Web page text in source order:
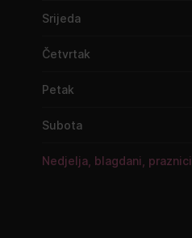
Srijeda
Četvrtak
Petak
Subota
Nedjelja, blagdani, praznici